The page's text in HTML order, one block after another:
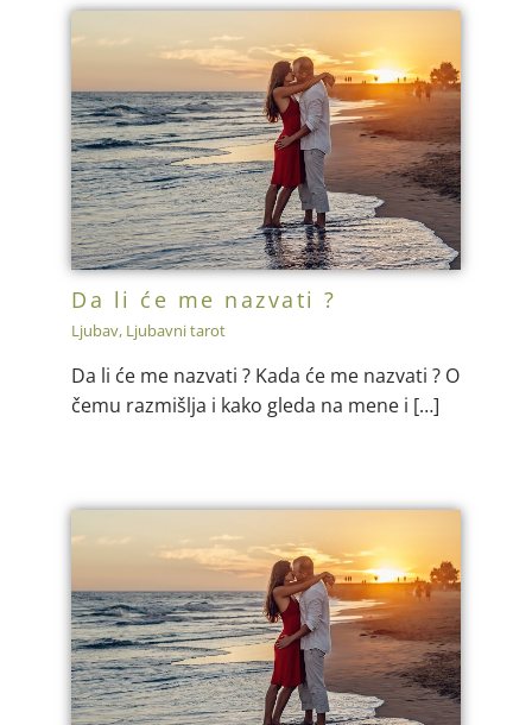
Da li će me nazvati ?
Ljubav, Ljubavni tarot
Da li će me nazvati ? Kada će me nazvati ? O
čemu razmišlja i kako gleda na mene i […]